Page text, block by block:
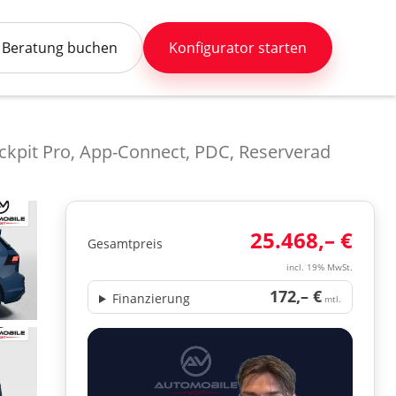
Beratung buchen Konfigurator starten
Pro, App-Connect, PDC, Reserverad
Gesamtpreis 25.468,– €
incl. 19% MwSt.
172,– € mtl.
Finanzierung